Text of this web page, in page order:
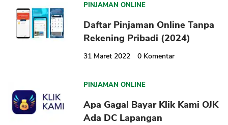
PINJAMAN ONLINE
Daftar Pinjaman Online Tanpa
Rekening Pribadi (2024)
31 Maret 2022 0 Komentar
PINJAMAN ONLINE
Apa Gagal Bayar Klik Kami OJK
Ada DC Lapangan